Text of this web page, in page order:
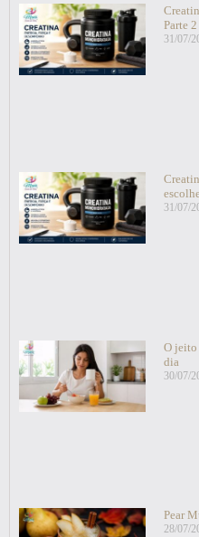
Parte 2
31/07/
31/07/
O jeito
dia
30/07/
Pear
28/07/